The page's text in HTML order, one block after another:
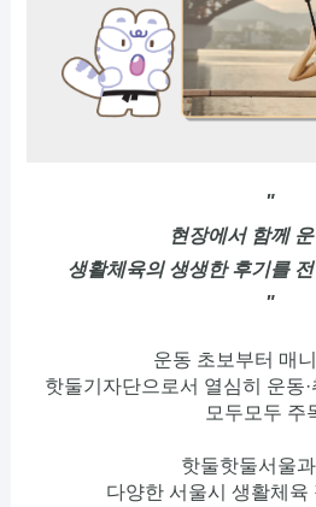
"
현장에서 함께
생활체육의 생생한 후기를
"
운동 초보부터 매
핫둘기자단으로서 열심히 운동
모두모두 주
핫둘핫둘서울과
다양한 서울시 생활체육